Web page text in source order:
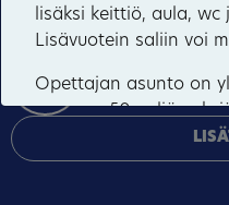
lisäksi keittiö, aula, wc
Lisävuotein saliin voi
Opettajan asunto on
runsaan 50 neliön
makuualkovi, keittiö,
oivallinen kahdelle